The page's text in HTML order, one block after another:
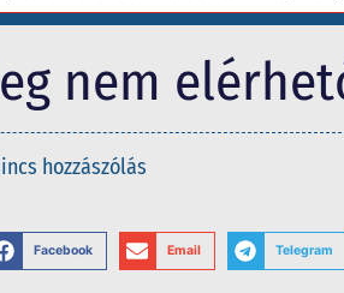
nem
hozzászólás
Facebook Email Telegram